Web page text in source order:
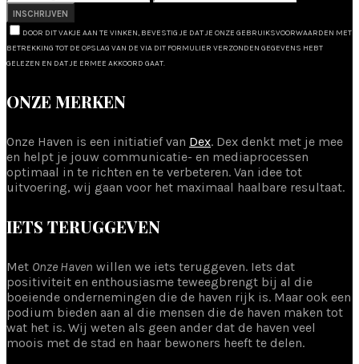
INSCHRIJVEN
DOOR DIT VAKJE AAN TE VINKEN, BEVESTIG JE DAT JE ONZE GEBRUIKSVOORWAARDEN MET
BETREKKING TOT DE OPSLAG VAN DE VIA DIT FORMULIER VERZONDEN GEGEVENS HEBT
GELEZEN EN DAT JE ERMEE AKKOORD GAAT.
ONZE MERKEN
Onze Haven is een initiatief van Dex. Dex denkt met je mee
en helpt je jouw communicatie- en mediaprocessen
optimaal in te richten en te verbeteren. Van idee tot
uitvoering, wij gaan voor het maximaal haalbare resultaat.
IETS TERUGGEVEN
Met Onze Haven willen we iets teruggeven. Iets dat
positiviteit en enthousiasme teweegbrengt bij al die
boeiende ondernemingen die de haven rijk is. Maar ook een
podium bieden aan al die mensen die de haven maken tot
wat het is. Wij weten als geen ander dat de haven veel
moois met de stad en haar bewoners heeft te delen.